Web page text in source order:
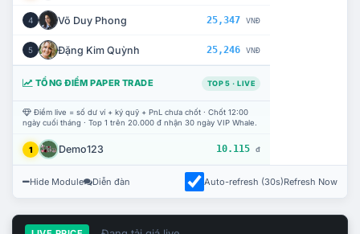
4 Võ Duy Phong 25,347 VNĐ
5 Đặng Kim Quỳnh 25,246 VNĐ
TỔNG ĐIỂM PAPER TRADE TOP 5 · LIVE
Điểm live = số dư ví + ký quỹ + PnL chưa chốt · Chốt 12:00
ngày cuối tháng · Top 1 trên 20.000 đ nhận 30 ngày VIP Whale.
1 Demo123 10.115 đ
Hide Module Diễn đàn Auto-refresh (30s)Refresh Now